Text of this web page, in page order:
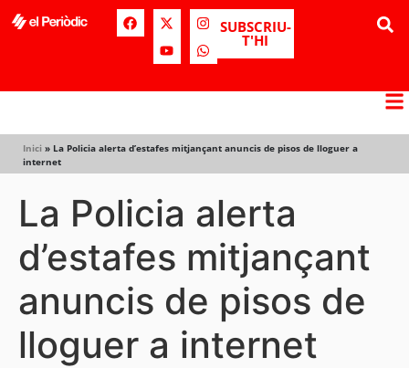
SUBSCRIU-
T'HI
Inici » La Policia alerta d’estafes mitjançant anuncis de pisos de lloguer a
internet
La Policia alerta
d’estafes mitjançant
anuncis de pisos de
lloguer a internet